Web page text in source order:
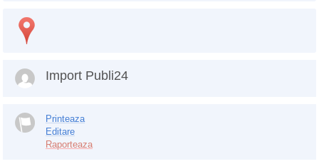
Import Publi24
Printeaza
Editare
Raporteaza